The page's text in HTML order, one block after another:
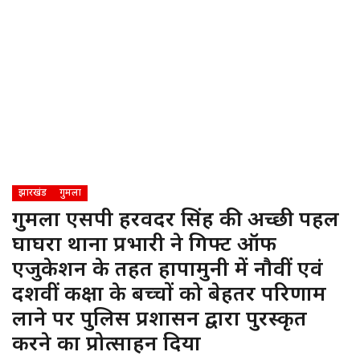
झारखंड गुमला
गुमला एसपी हरविंदर सिंह की अच्छी पहल
घाघरा थाना प्रभारी ने गिफ्ट ऑफ
एजुकेशन के तहत हापामुनी में नौवीं एवं
दशवीं कक्षा के बच्चों को बेहतर परिणाम
लाने पर पुलिस प्रशासन द्वारा पुरस्कृत
करने का प्रोत्साहन दिया